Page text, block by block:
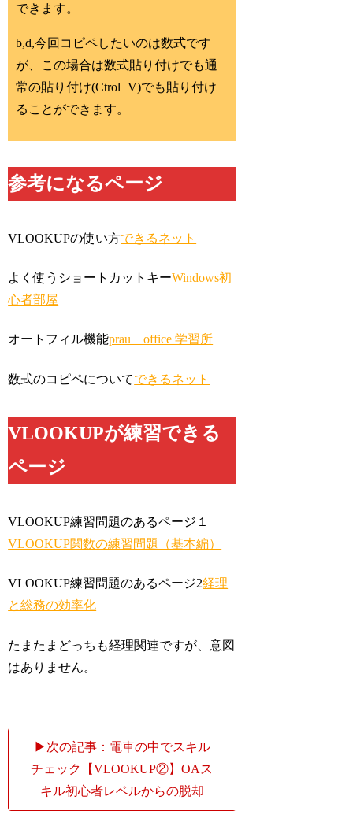
できます。
b,d,今回コピペしたいのは数式です
が、この場合は数式貼り付けでも通
常の貼り付け(Ctrol+V)でも貼り付け
ることができます。
参考になるページ
VLOOKUPの使い方できるネット
よく使うショートカットキーWindows初
心者部屋
オートフィル機能prau office 学習所
数式のコピペについてできるネット
VLOOKUPが練習できる
ページ
VLOOKUP練習問題のあるページ１
VLOOKUP関数の練習問題（基本編）
VLOOKUP練習問題のあるページ2経理
と総務の効率化
たまたまどっちも経理関連ですが、意図
はありません。
▶次の記事：電車の中でスキル
チェック【VLOOKUP②】OAス
キル初心者レベルからの脱却